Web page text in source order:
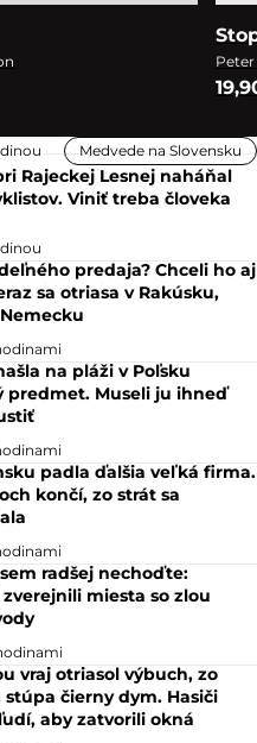
Medvede na Slovensku
Rajeckej Lesnej naháňal
Viniť treba človeka
predaja? Chceli ho aj
sa otriasa v Rakúsku,
na pláži v Poľsku
predmet. Museli ju ihneď
padla ďalšia veľká firma.
končí, zo strát sa
radšej nechoďte:
miesta so zlou
vraj otriasol výbuch, zo
stúpa čierny dym. Hasiči
aby zatvorili okná